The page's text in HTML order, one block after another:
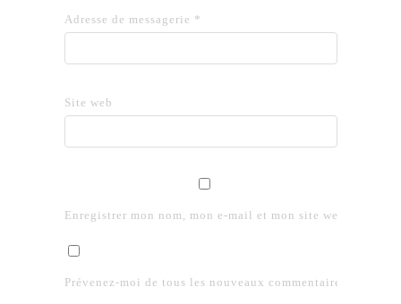
Adresse de messagerie *
Site web
Enregistrer mon nom, mon e-mail et mon site web dans le
Prévenez-moi de tous les nouveaux commentaires par e-